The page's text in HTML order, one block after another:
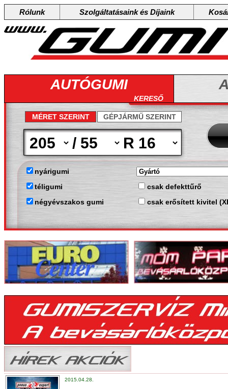
Rólunk Szolgáltatásaink és Díjaink
AUTÓGUMI
KERESŐ
MÉRET SZERINT GÉPJÁRMŰ SZERINT
/ R
nyárigumi
téligumi
csak defekttűrő
négyévszakos gumi
csak erősített kivitel
2015.04.28.